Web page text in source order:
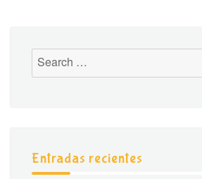
Entradas recientes